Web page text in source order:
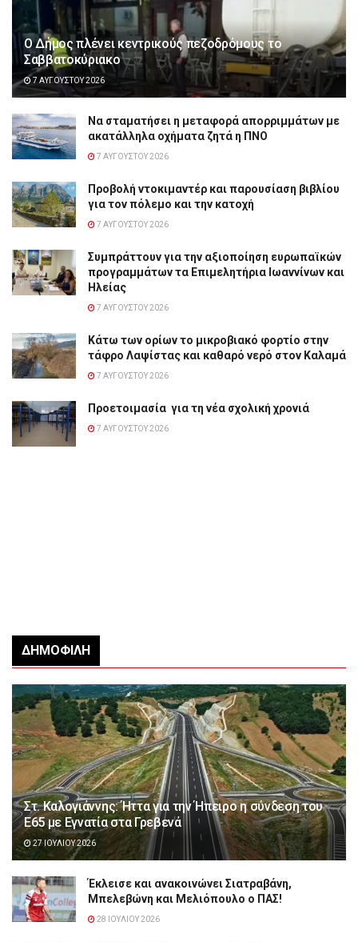
Ο Δήμος πλένει κεντρικούς πεζοδρόμους το
Σαββατοκύριακο
7 ΑΥΓΟΎΣΤΟΥ 2026
Να σταματήσει η μεταφορά απορριμμάτων με
ακατάλληλα οχήματα ζητά η ΠΝΟ
7 ΑΥΓΟΎΣΤΟΥ 2026
Προβολή ντοκιμαντέρ και παρουσίαση βιβλίου
για τον πόλεμο και την κατοχή
7 ΑΥΓΟΎΣΤΟΥ 2026
Συμπράττουν για την αξιοποίηση ευρωπαϊκών
προγραμμάτων τα Επιμελητήρια Ιωαννίνων και
Ηλείας
7 ΑΥΓΟΎΣΤΟΥ 2026
Κάτω των ορίων το μικροβιακό φορτίο στην
τάφρο Λαψίστας και καθαρό νερό στον Καλαμά
7 ΑΥΓΟΎΣΤΟΥ 2026
Προετοιμασία για τη νέα σχολική χρονιά
7 ΑΥΓΟΎΣΤΟΥ 2026
ΔΗΜΟΦΙΛΉ
Στ. Καλογιάννης: Ήττα για την Ήπειρο η σύνδεση του
Ε65 με Εγνατία στα Γρεβενά
27 ΙΟΥΛΊΟΥ 2026
Έκλεισε και ανακοινώνει Σιατραβάνη,
Μπελεβώνη και Μελιόπουλο ο ΠΑΣ!
28 ΙΟΥΛΊΟΥ 2026